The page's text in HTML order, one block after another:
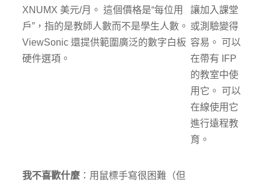
XNUMX 美元/月。 這個價格是“每位用
戶”，指的是教師人數而不是學生人數。
ViewSonic 還提供範圍廣泛的數字白板
硬件選項。
讓加入課堂
或測驗變得
容易。 可以
在帶有 IFP
的教室中使
用它。 可以
在線使用它
進行遠程教
育。
我不喜歡什麼 ：用鼠標手寫很困難（但